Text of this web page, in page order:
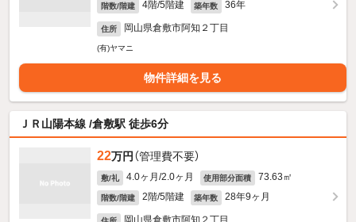
階数/階建 4階/5階建 築年数 36年
住所 岡山県倉敷市阿知２丁目
(有)ヤマニ
物件詳細を見る
ＪＲ山陽本線 /倉敷駅 徒歩6分
22万円 （管理費不要）
敷/礼 4.0ヶ月/2.0ヶ月 使用部分面積 73.63㎡
階数/階建 2階/5階建 築年数 28年9ヶ月